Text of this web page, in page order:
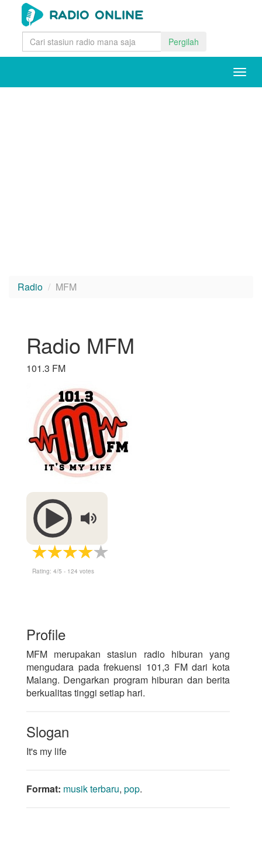
Pergilah
Radio MFM
Radio MFM
101.3 FM
Rating: 4/5 - 124 votes
Profile
MFM merupakan stasiun radio hiburan yang
mengudara pada frekuensi 101,3 FM dari kota
Malang. Dengarkan program hiburan dan berita
berkualitas tinggi setiap hari.
Slogan
It's my life
Format: musik terbaru, pop.